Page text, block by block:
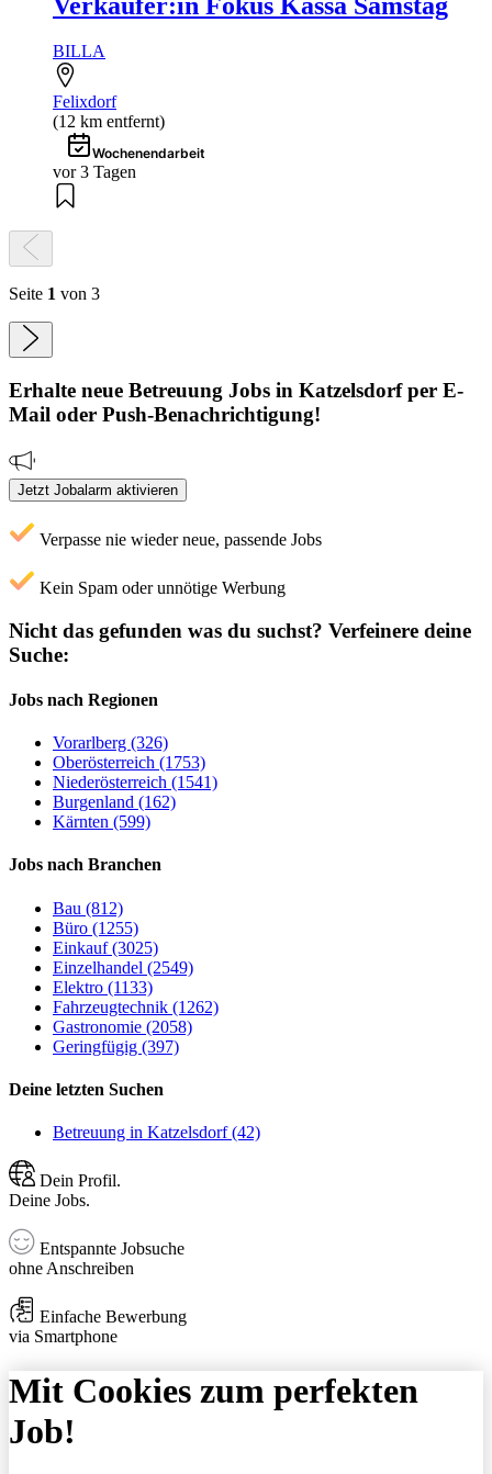
BILLA
Felixdorf
(12 km entfernt)
Wochenendarbeit
vor 3 Tagen
Seite 1 von 3
Erhalte neue Betreuung Jobs in Katzelsdorfper E-
Mail oder Push-Benachrichtigung!
Jetzt Jobalarm aktivieren
Verpasse nie wieder neue, passende Jobs
Kein Spam oder unnötige Werbung
Nicht das gefunden was du suchst? Verfeinere deine
Suche:
Jobs nach Regionen
Vorarlberg (326)
Oberösterreich (1753)
Niederösterreich (1541)
Burgenland (162)
Kärnten (599)
Jobs nach Branchen
Bau (812)
Büro (1255)
Einkauf (3025)
Einzelhandel (2549)
Elektro (1133)
Fahrzeugtechnik (1262)
Gastronomie (2058)
Geringfügig (397)
Deine letzten Suchen
Betreuung in Katzelsdorf (42)
Dein Profil.
Deine Jobs.
Entspannte Jobsuche
ohne Anschreiben
Einfache Bewerbung
via Smartphone
Mit Cookies zum perfekten
Job!